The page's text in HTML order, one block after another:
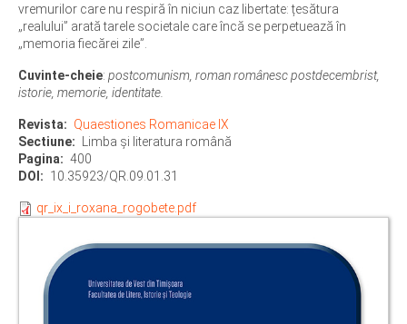
vremurilor care nu respiră în niciun caz libertate: țesătura
„realului” arată tarele societale care încă se perpetuează în
„memoria fiecărei zile”.
Cuvinte-cheie: postcomunism, roman românesc postdecembrist,
istorie, memorie, identitate.
Revista
Quaestiones Romanicae IX
Sectiune
Limba şi literatura română
Pagina
400
DOI
10.35923/QR.09.01.31
qr_ix_i_roxana_rogobete.pdf